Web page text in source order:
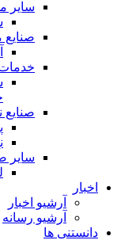
ساير
سایر
اخبار
آرشیو اخبار
آرشیو رسانه
دانستنی ها